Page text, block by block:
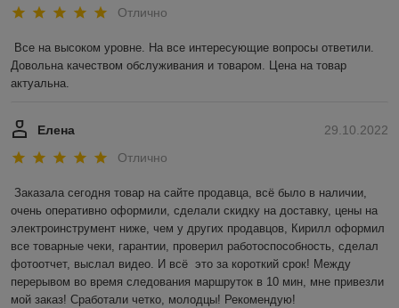
Отлично
Все на высоком уровне. На все интересующие вопросы ответили.
Довольна качеством обслуживания и товаром. Цена на товар
актуальна.
29.10.2022
Елена
Отлично
Заказала сегодня товар на сайте продавца, всё было в наличии,
очень оперативно оформили, сделали скидку на доставку, цены на
электроинструмент ниже, чем у других продавцов, Кирилл оформил
все товарные чеки, гарантии, проверил работоспособность, сделал
фотоотчет, выслал видео. И всё  это за короткий срок! Между
перерывом во время следования маршруток в 10 мин, мне привезли
мой заказ! Сработали четко, молодцы! Рекомендую!